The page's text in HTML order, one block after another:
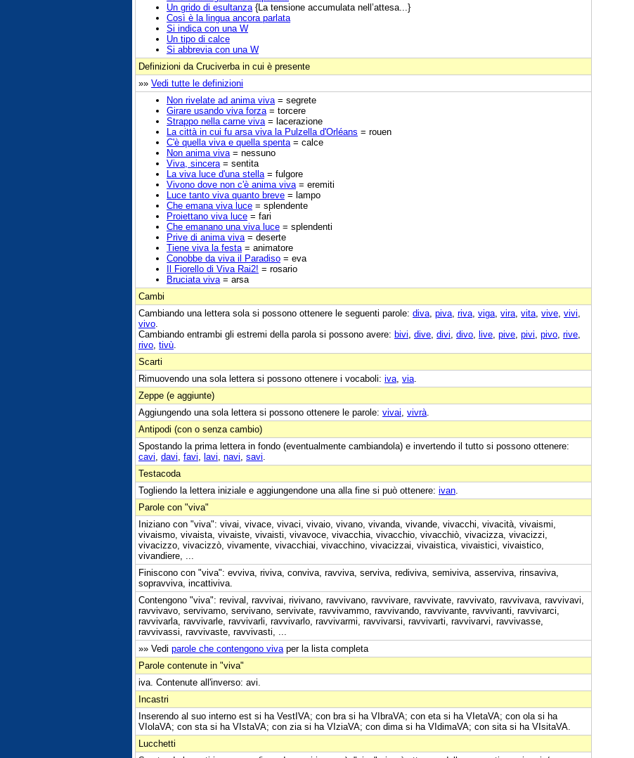
Un grido di esultanza {La tensione accumulata nell’attesa...}
Così è la lingua ancora parlata
Si indica con una W
Un tipo di calce
Si abbrevia con una W
Definizioni da Cruciverba in cui è presente
»» Vedi tutte le definizioni
Non rivelate ad anima viva = segrete
Girare usando viva forza = torcere
Strappo nella carne viva = lacerazione
La città in cui fu arsa viva la Pulzella d'Orléans = rouen
C'è quella viva e quella spenta = calce
Non anima viva = nessuno
Viva, sincera = sentita
La viva luce d'una stella = fulgore
Vivono dove non c'è anima viva = eremiti
Luce tanto viva quanto breve = lampo
Che emana viva luce = splendente
Proiettano viva luce = fari
Che emanano una viva luce = splendenti
Prive di anima viva = deserte
Tiene viva la festa = animatore
Conobbe da viva il Paradiso = eva
Il Fiorello di Viva Rai2! = rosario
Bruciata viva = arsa
Cambi
Cambiando una lettera sola si possono ottenere le seguenti parole: diva piva riva viga vira vita vive vivi
vivo
Cambiando entrambi gli estremi della parola si possono avere: bivi dive divi divo live pive pivi pivo rive
rivo tivù
Scarti
Rimuovendo una sola lettera si possono ottenere i vocaboli: iva via
Zeppe (e aggiunte)
Aggiungendo una sola lettera si possono ottenere le parole: vivai vivrà
Antipodi (con o senza cambio)
Spostando la prima lettera in fondo (eventualmente cambiandola) e invertendo il tutto si possono ottenere:
cavi davi favi lavi navi savi
Testacoda
Togliendo la lettera iniziale e aggiungendone una alla fine si può ottenere: ivan
Parole con "viva"
Iniziano con "viva": vivai, vivace, vivaci, vivaio, vivano, vivanda, vivande, vivacchi, vivacità, vivaismi,
vivaismo, vivaista, vivaiste, vivaisti, vivavoce, vivacchia, vivacchio, vivacchiò, vivacizza, vivacizzi,
vivacizzo, vivacizzò, vivamente, vivacchiai, vivacchino, vivacizzai, vivaistica, vivaistici, vivaistico,
vivandiere, ...
Finiscono con "viva": evviva, riviva, conviva, ravviva, serviva, rediviva, semiviva, asserviva, rinsaviva,
sopravviva, incattiviva.
Contengono "viva": revival, ravvivai, rivivano, ravvivano, ravvivare, ravvivate, ravvivato, ravvivava, ravvivavi,
ravvivavo, servivamo, servivano, servivate, ravvivammo, ravvivando, ravvivante, ravvivanti, ravvivarci,
ravvivarla, ravvivarle, ravvivarli, ravvivarlo, ravvivarmi, ravvivarsi, ravvivarti, ravvivarvi, ravvivasse,
ravvivassi, ravvivaste, ravvivasti, ...
»» Vedi parole che contengono viva per la lista completa
Parole contenute in "viva"
iva. Contenute all'inverso: avi.
Incastri
Inserendo al suo interno est si ha VestIVA; con bra si ha VIbraVA; con eta si ha VIetaVA; con ola si ha
VIolaVA; con sta si ha VIstaVA; con zia si ha VIziaVA; con dima si ha VIdimaVA; con sita si ha VIsitaVA.
Lucchetti